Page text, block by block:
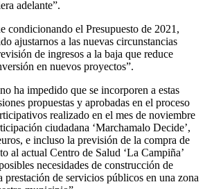
adelante”.
condicionando el Presupuesto de 2021,
ajustarnos a las nuevas circunstancias
de ingresos a la baja que reduce
en nuevos proyectos”.
ha impedido que se incorporen a estas
propuestas y aprobadas en el proceso
realizado en el mes de noviembre
ciudadana ‘Marchamalo Decide’,
e incluso la previsión de la compra de
al actual Centro de Salud ‘La Campiña’
necesidades de construcción de
prestación de servicios públicos en una zona